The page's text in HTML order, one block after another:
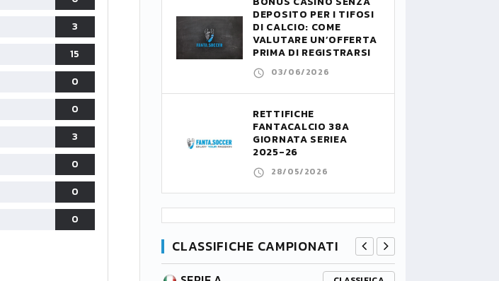
3
15
0
0
3
0
0
0
DEPOSITO PER I TIFOSI
DI CALCIO: COME
VALUTARE UN’OFFERTA
PRIMA DI REGISTRARSI
03/06/2026
RETTIFICHE
FANTACALCIO 38A
GIORNATA SERIEA
2025-26
28/05/2026
CLASSIFICHE CAMPIONATI